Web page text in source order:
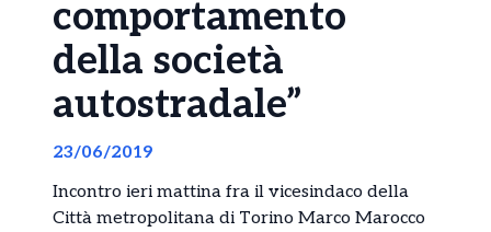
comportamento
della società
autostradale”
23/06/2019
Incontro ieri mattina fra il vicesindaco della
Città metropolitana di Torino Marco Marocco